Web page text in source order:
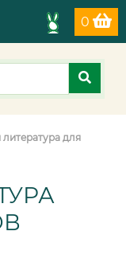
0
литература для